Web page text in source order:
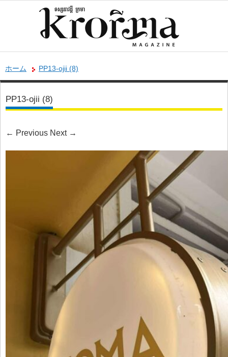
ホーム PP13-ojii (8)
PP13-ojii (8)
← Previous Next →